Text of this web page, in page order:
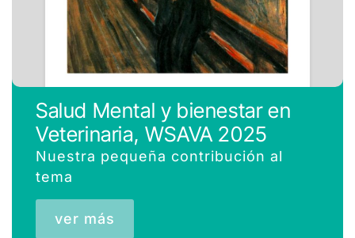
Salud Mental y bienestar en
Veterinaria, WSAVA 2025
Nuestra pequeña contribución al
tema
ver más